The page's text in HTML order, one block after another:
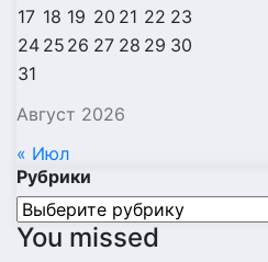
Август 2026
17 18 19 20 21 22 23
24 25 26 27 28 29 30
31
« Июл
Рубрики
Рубрики
You missed